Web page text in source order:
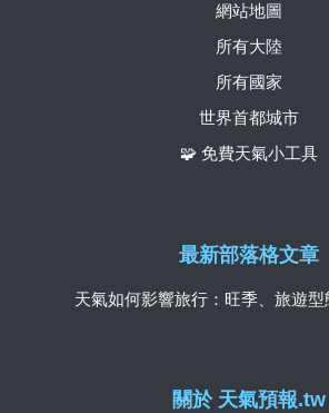
關於 天氣預報.tw
網站地圖
所有大陸
所有國家
世界首都城市
🧩 免費天氣小工具
最新部落格文章
天氣如何影響旅行：旺季、旅遊